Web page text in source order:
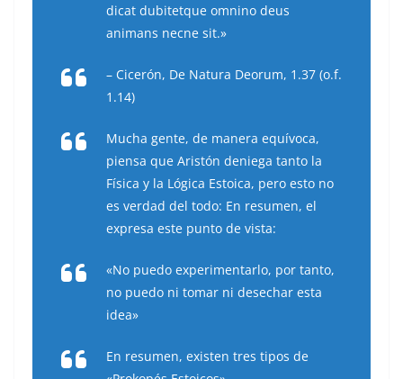
dicat dubitetque omnino deus
animans necne sit.»
– Cicerón, De Natura Deorum, 1.37 (o.f.
1.14)
Mucha gente, de manera equívoca,
piensa que Aristón deniega tanto la
Física y la Lógica Estoica, pero esto no
es verdad del todo: En resumen, el
expresa este punto de vista:
«No puedo experimentarlo, por tanto,
no puedo ni tomar ni desechar esta
idea»
En resumen, existen tres tipos de